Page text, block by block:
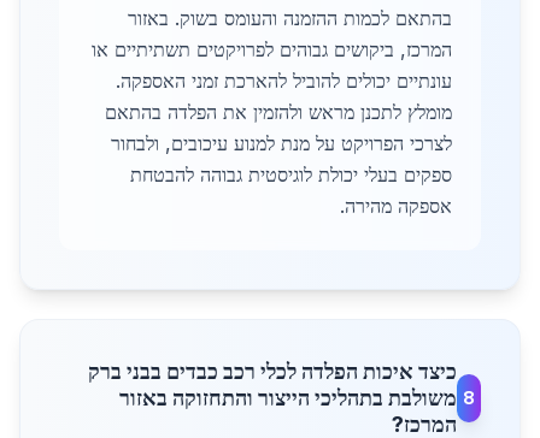
בהתאם לכמות ההזמנה והעומס בשוק. באזור
המרכז, ביקושים גבוהים לפרויקטים תשתיתיים או
עונתיים יכולים להוביל להארכת זמני האספקה.
מומלץ לתכנן מראש ולהזמין את הפלדה בהתאם
לצרכי הפרויקט על מנת למנוע עיכובים, ולבחור
ספקים בעלי יכולת לוגיסטית גבוהה להבטחת
אספקה מהירה.
8
כיצד איכות הפלדה לכלי רכב כבדים בבני ברק
משולבת בתהליכי הייצור והתחזוקה באזור
המרכז?